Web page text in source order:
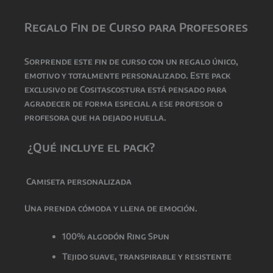
Regalo Fin de Curso para Profesores
Sorprende este fin de curso con un regalo único,
emotivo y totalmente personalizado. Este pack
exclusivo de Cositascostura está pensado para
agradecer de forma especial a ese profesor o
profesora que ha dejado huella.
¿Qué incluye el pack?
Camiseta personalizada
Una prenda cómoda y llena de emoción.
100% algodón Ring Spun
Tejido suave, transpirable y resistente